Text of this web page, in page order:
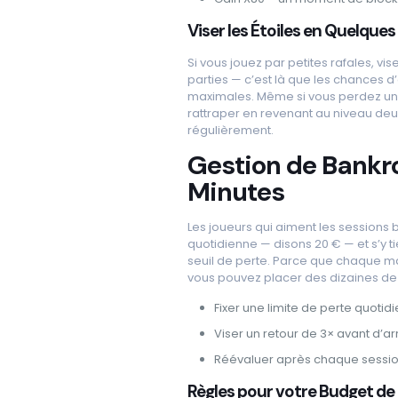
Viser les Étoiles en
Si vous jouez par petites rafales,
parties — c’est là que les chances
maximales. Même si vous perdez
rattraper en revenant au niveau
régulièrement.
Gestion de
Minutes
Les joueurs qui aiment les
quotidienne — disons 20 € — et s’y
seuil de perte. Parce que chaque
vous pouvez placer des dizaines
Fixer une limite de perte
Viser un retour de 3× avant
Réévaluer après chaque
Règles pour votre Budget de